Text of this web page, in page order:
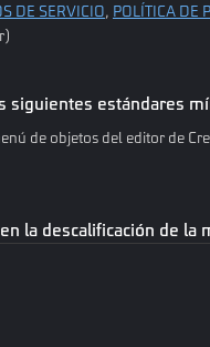
DE SERVICIO, POLÍTICA DE
siguientes estándares
de objetos del editor de
la descalificación de la